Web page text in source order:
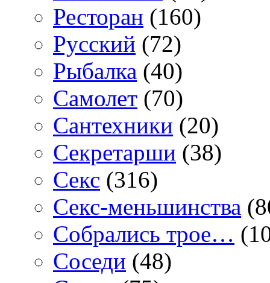
Ресторан (160)
Русский (72)
Рыбалка (40)
Самолет (70)
Сантехники (20)
Секретарши (38)
Секс (316)
Секс-меньшинства
Собрались трое…
Соседи (48)